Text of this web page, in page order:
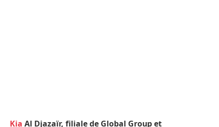
Kia Al Djazaïr, filiale de Global Group et